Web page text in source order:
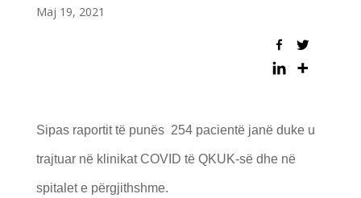
Maj 19, 2021
Sipas raportit të punës 254 pacientë janë duke u
trajtuar në klinikat COVID të QKUK-së dhe në
spitalet e përgjithshme.